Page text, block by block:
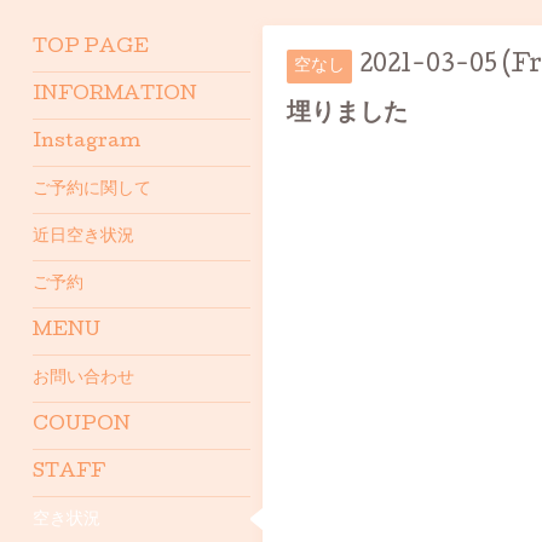
空なし 2021-03-05
埋りました
TOP PAGE
INFORMATION
Instagram
ご予約に関して
近日空き状況
ご予約
MENU
お問い合わせ
COUPON
STAFF
空き状況